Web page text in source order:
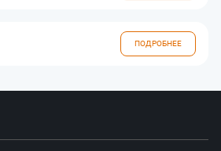
ПОДРОБНЕЕ